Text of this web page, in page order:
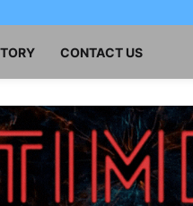
CONTACT US